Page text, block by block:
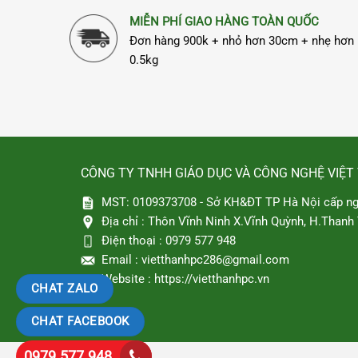
MIỄN PHÍ GIAO HÀNG TOÀN QUỐC
Đơn hàng 900k + nhỏ hơn 30cm + nhẹ hơn
0.5kg
CÔNG TY TNHH GIÁO DỤC VÀ CÔNG NGHỆ VIỆT
MST: 0109373708 - Sở KH&ĐT TP Hà Nội cấp
Địa chỉ : Thôn Vĩnh Ninh X.Vĩnh Quỳnh, H.Thanh
Điện thoại : 0979 577 948
Email : vietthanhpc286@gmail.com
Website : https://vietthanhpc.vn
CHAT ZALO
CHAT FACEBOOK